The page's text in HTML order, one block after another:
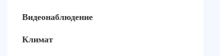
Видеонаблюдение
Климат